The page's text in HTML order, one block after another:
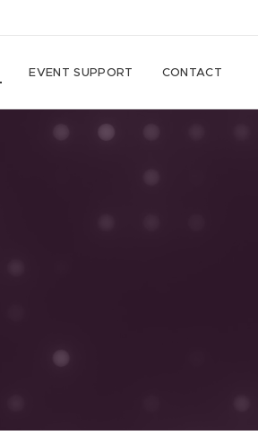
EVENT SUPPORT CONTACT